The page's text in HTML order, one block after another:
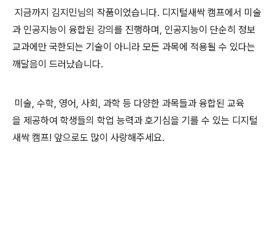
지금까지 김지민님의 작품이었습니다. 디지털새싹 캠프에서 미술
과 인공지능이 융합된 강의를 진행하며, 인공지능이 단순히 정보
교과에만 국한되는 기술이 아니라 모든 과목에 적용될 수 있다는
깨달음이 드러났습니다.
미술, 수학, 영어, 사회, 과학 등 다양한 과목들과 융합된 교육
을 제공하여 학생들의 학업 능력과 호기심을 기를 수 있는 디지털
새싹 캠프! 앞으로도 많이 사랑해주세요.